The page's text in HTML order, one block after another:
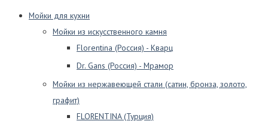
Мойки для кухни
Мойки из искусственного камня
Florentina (Россия) - Кварц
Dr. Gans (Россия) - Мрамор
Мойки из нержавеющей стали (сатин, бронза, золото,
графит)
FLORENTINA (Турция)